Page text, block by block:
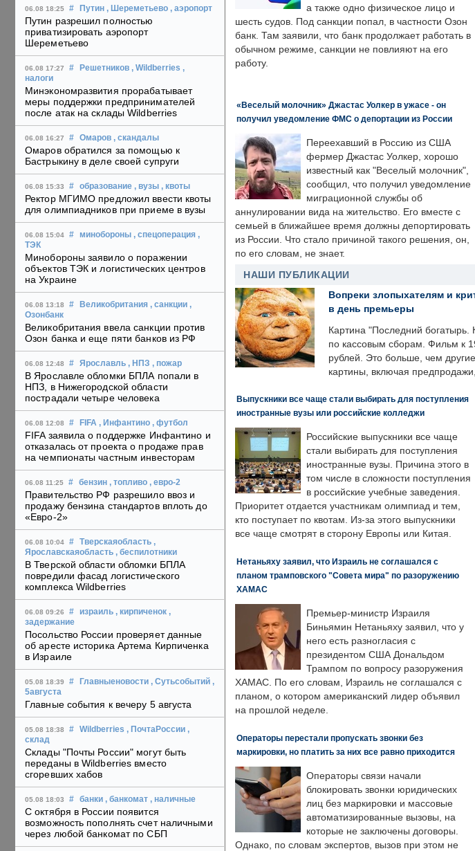
06.08 18:25 # Путин , Шереметьево , аэропорт
Путин разрешил полностью
приватизировать аэропорт
Шереметьево
06.08 17:27 # Решетников , Wildberries ,
налоги
Минэкономразвития прорабатывает
меры поддержки предпринимателей
после атак на склады Wildberries
06.08 16:27 # Омаров , скандалы
Омаров обратился за помощью к
Бастрыкину в деле своей супруги
06.08 15:33 # образование , вузы , квоты
Ректор МГИМО предложил ввести квоты
для олимпиадников при приеме в вузы
06.08 15:04 # минобороны , спецоперация ,
ТЭК
Минобороны заявило о поражении
объектов ТЭК и логистических центров
на Украине
06.08 13:18 # Великобритания , санкции ,
Озонбанк
Великобритания ввела санкции против
Озон банка и еще пяти банков из РФ
06.08 12:48 # Ярославль , НПЗ , пожар
В Ярославле обломки БПЛА попали в
НПЗ, в Нижегородской области
пострадали четыре человека
06.08 12:08 # FIFA , Инфантино , футбол
FIFA заявила о поддержке Инфантино и
отказалась от проекта о продаже прав
на чемпионаты частным инвесторам
06.08 11:25 # бензин , топливо , евро-2
Правительство РФ разрешило ввоз и
продажу бензина стандартов вплоть до
«Евро-2»
06.08 10:04 # Тверскаяобласть ,
Ярославскаяобласть , беспилотники
В Тверской области обломки БПЛА
повредили фасад логистического
комплекса Wildberries
06.08 09:26 # израиль , кирпиченок ,
задержание
Посольство России проверяет данные
об аресте историка Артема Кирпиченка
в Израиле
05.08 18:39 # Главныеновости , Сутьсобытий ,
5августа
Главные события к вечеру 5 августа
05.08 18:38 # Wildberries , ПочтаРоссии ,
склад
Склады "Почты России" могут быть
переданы в Wildberries вместо
сгоревших хабов
05.08 18:03 # банки , банкомат , наличные
С октября в России появится
возможность пополнять счет наличными
через любой банкомат по СБП
а также одно физическое лицо и
шесть судов. Под санкции попал, в частности Озон
банк. Там заявили, что банк продолжает работать в
обычном режиме, санкции не повлияют на его
работу.
«Веселый молочник» Джастас Уолкер в ужасе - он
получил уведомление ФМС о депортации из России
Переехавший в Россию из США
фермер Джастас Уолкер, хорошо
известный как "Веселый молочник",
сообщил, что получил уведомление
миграционной службы об
аннулировании вида на жительство. Его вместе с
семьей в ближайшее время должны депортировать
из России. Что стало причиной такого решения, он,
по его словам, не знает.
НАШИ ПУБЛИКАЦИИ
Вопреки злопыхателям и
в день премьеры
Картина "Последний богатырь.
по кассовым сборам. Фильм к
рублей. Это больше, чем
картины, включая
Выпускники все чаще стали выбирать для поступления
иностранные вузы или российские колледжи
Российские выпускники все чаще
стали выбирать для поступления
иностранные вузы. Причина этого в
том числе в сложности поступления
в российские учебные заведения.
Приоритет отдается участникам олимпиад и тем,
кто поступает по квотам. Из-за этого выпускники
все чаще смотрят в сторону Европы или Китая.
Нетаньяху заявил, что Израиль не соглашался с
планом трамповского "Совета мира" по разоружению
ХАМАС
Премьер-министр Израиля
Биньямин Нетаньяху заявил, что у
него есть разногласия с
президентом США Дональдом
Трампом по вопросу разоружения
ХАМАС. По его словам, Израиль не соглашался с
планом, о котором американский лидер объявил
на прошлой неделе.
Операторы перестали пропускать звонки без
маркировки, но платить за них все равно приходится
Операторы связи начали
блокировать звонки юридических
лиц без маркировки и массовые
автоматизированные вызовы, на
которые не заключены договоры.
Однако, по словам экспертов, вызов при этом не